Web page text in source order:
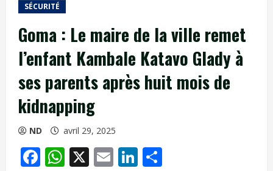
SÉCURITÉ
Goma : Le maire de la ville remet
l’enfant Kambale Katavo Glady à
ses parents après huit mois de
kidnapping
ND avril 29, 2025
Facebook
WhatsApp
X EmailLinkedIn